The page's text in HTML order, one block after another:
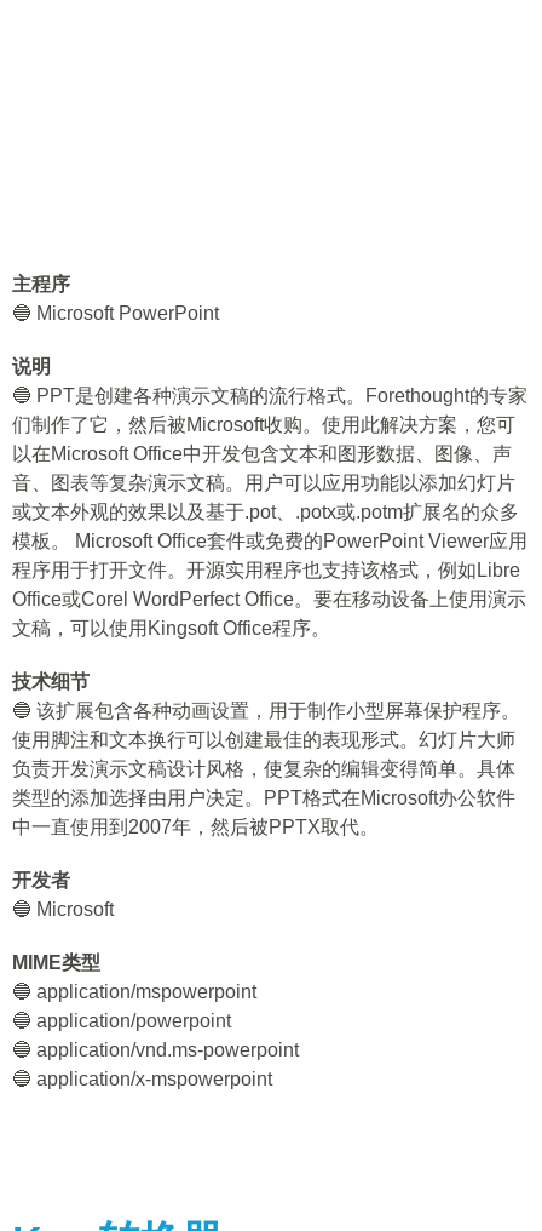
主程序
🔵 Microsoft PowerPoint
说明
🔵 PPT是创建各种演示文稿的流行格式。Forethought的专家
们制作了它，然后被Microsoft收购。使用此解决方案，您可
以在Microsoft Office中开发包含文本和图形数据、图像、声
音、图表等复杂演示文稿。用户可以应用功能以添加幻灯片
或文本外观的效果以及基于.pot、.potx或.potm扩展名的众多
模板。 Microsoft Office套件或免费的PowerPoint Viewer应用
程序用于打开文件。开源实用程序也支持该格式，例如Libre
Office或Corel WordPerfect Office。要在移动设备上使用演示
文稿，可以使用Kingsoft Office程序。
技术细节
🔵 该扩展包含各种动画设置，用于制作小型屏幕保护程序。
使用脚注和文本换行可以创建最佳的表现形式。幻灯片大师
负责开发演示文稿设计风格，使复杂的编辑变得简单。具体
类型的添加选择由用户决定。PPT格式在Microsoft办公软件
中一直使用到2007年，然后被PPTX取代。
开发者
🔵 Microsoft
MIME类型
🔵 application/mspowerpoint
🔵 application/powerpoint
🔵 application/vnd.ms-powerpoint
🔵 application/x-mspowerpoint